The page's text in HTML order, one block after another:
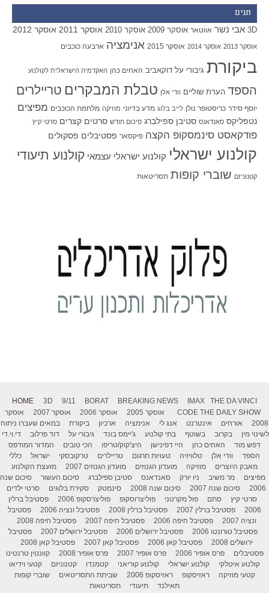
תגים
3D אבי נשר אווטאר אוסקר 2009 אוסקר 2010 אוסקר 2011 אוסקר 2012
אוסקר 2013 אוסקר 2014 אוסקר 2015 אנימציה ארבעה כוכבים
ביקורת גיבורי על דוקאביב האחים כהן האקדמיה הישראלית לקולנוע
הספד הערת שוליים וודי אלן טבלת המבקרים טריילרים
יוסף סידר כריסטופר נולן לייב בלוג מדע בדיוני מוזיקה מלחמת הכוכבים מפיצים
נטפליקס סאנדאנס סטיבן ספילברג סיכום חודש סרטים קצרים סרטי קיץ
פודקאסט סינמסקופ הקצה פיקסאר פסטיבלים פסקולים
קולנוע ישראלי קולנוע ישראלי עצמאי קולנוע תיעודי
קטנוניזם שוברי קופות תסריטאות
HOME 3D 9/11 BORAT BREAKING NEWS IMAX
THE DA VINCI
CODE THE DAILY SHOW אוסקר 2005 אוסקר 2006 אוסקר 2007
אוסקר
2008
אורחים אינטרנט אנג לי אנימציה ארכיון ביקורת
במאים שעברו ניתוח
לשינוי מין
בקרוב בשוטף בתי קולנוע ג'יימס בונד גיבורי על דוד פרלוב
די.וי.די
דפש מוד
האחים כהן היי דפינישן היצ'קוק/טריפו הכי טובים
המדור המודפס
הספד
וודי אלן טלוויזיה טעויות תרגום טריילרים טרקובסקי ישראל
כללי
מאבק היוצרים
מוזיקה מועדון הגנוזים מועדון הגנוזים 2007
מועצת הקולנוע
מפיצים
מר משיב ניו יורק סאנדאנס סטיבן ספילברג סיכום העשור
סיכום שנה
2006
סיכום שנה 2007 סיכום שנה 2008 סינמטק סקירת בלוגים
סרטי ילדים
סרטי קיץ
סתם פול מקרטני פוליצרוסקופ פוליצרסקופ 2006
פסטיבל ברלין
2006
פסטיבל ברלין 2007 פסטיבל ברלין 2008 פסטיבל ונציה 2006
פסטיבל
ונציה 2007
פסטיבל חיפה 2006 פסטיבל חיפה 2007
פסטיבל חיפה 2008
פסטיבל טורונטו 2006
פסטיבל ירושלים 2006 פסטיבל ירושלים 2007
פסטיבל
ירושלים 2008
פסטיבל קאן 2006 פסטיבל קאן 2007
פסטיבל קאן 2008
פסטיבלים
פרס אופיר 2006 פרס אופיר 2007 פרס אופיר 2008
קוונטין טרנטינו
קולנוע איטלקי
קולנוע ישראלי קולנוע קוריאני קטמנדו קטנוניזם
קטעי וידיאו
קטעי מוזיקה
ראזיסקופ ראזיסקופ 2006 שביתת התסריטאים
שוברי קופות
תאילנד
תיעודי תסריטאות